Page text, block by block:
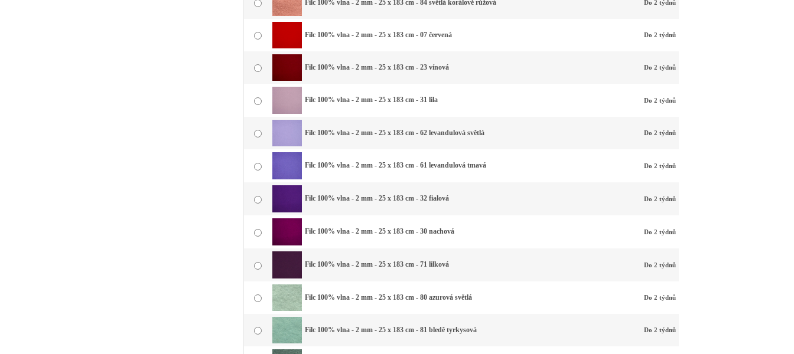
Filc 100% vlna - 2 mm - 25 x 183 cm - 84 světlá korálově růžová Do 2 týdnů
Filc 100% vlna - 2 mm - 25 x 183 cm - 07 červená Do 2 týdnů
Filc 100% vlna - 2 mm - 25 x 183 cm - 23 vínová Do 2 týdnů
Filc 100% vlna - 2 mm - 25 x 183 cm - 31 lila Do 2 týdnů
Filc 100% vlna - 2 mm - 25 x 183 cm - 62 levandulová světlá Do 2 týdnů
Filc 100% vlna - 2 mm - 25 x 183 cm - 61 levandulová tmavá Do 2 týdnů
Filc 100% vlna - 2 mm - 25 x 183 cm - 32 fialová Do 2 týdnů
Filc 100% vlna - 2 mm - 25 x 183 cm - 30 nachová Do 2 týdnů
Filc 100% vlna - 2 mm - 25 x 183 cm - 71 lilková Do 2 týdnů
Filc 100% vlna - 2 mm - 25 x 183 cm - 80 azurová světlá Do 2 týdnů
Filc 100% vlna - 2 mm - 25 x 183 cm - 81 bledě tyrkysová Do 2 týdnů